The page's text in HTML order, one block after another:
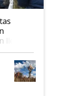
llegó
se